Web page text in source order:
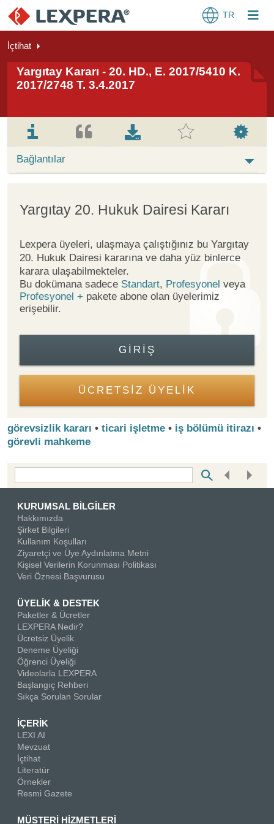
TR
İçtihat
Yargıtay Kararı - 20. HD., E. 2017/5410 K.
2017/2748 T. 3.4.2017
Bağlantılar
Yargıtay 20. Hukuk Dairesi Kararı
Lexpera üyeleri, ulaşmaya çalıştığınız bu Yargıtay
20. Hukuk Dairesi kararına ve daha yüz binlerce
karara ulaşabilmekteler.
Bu dokümana sadece Standart, Profesyonel veya
Profesyonel + pakete abone olan üyelerimiz
erişebilir.
GIRIŞ
ÜCRETSİZ ÜYELİK
görevsizlik kararı • ticari işletme • iş bölümü itirazı •
görevli mahkeme
KURUMSAL BİLGİLER
Hakkımızda
Şirket Bilgileri
Kullanım Koşulları
Ziyaretçi ve Üye Aydınlatma Metni
Kişisel Verilerin Korunması Politikası
Veri Öznesi Başvurusu
ÜYELİK & DESTEK
Paketler & Ücretler
LEXPERA Nedir?
Ücretsiz Üyelik
Deneme Üyeliği
Öğrenci Üyeliği
Videolarla LEXPERA
Başlangıç Rehberi
Sıkça Sorulan Sorular
İÇERİK
LEXI AI
Mevzuat
İçtihat
Literatür
Örnekler
Resmi Gazete
MÜSTERİ HİZMETLERİ